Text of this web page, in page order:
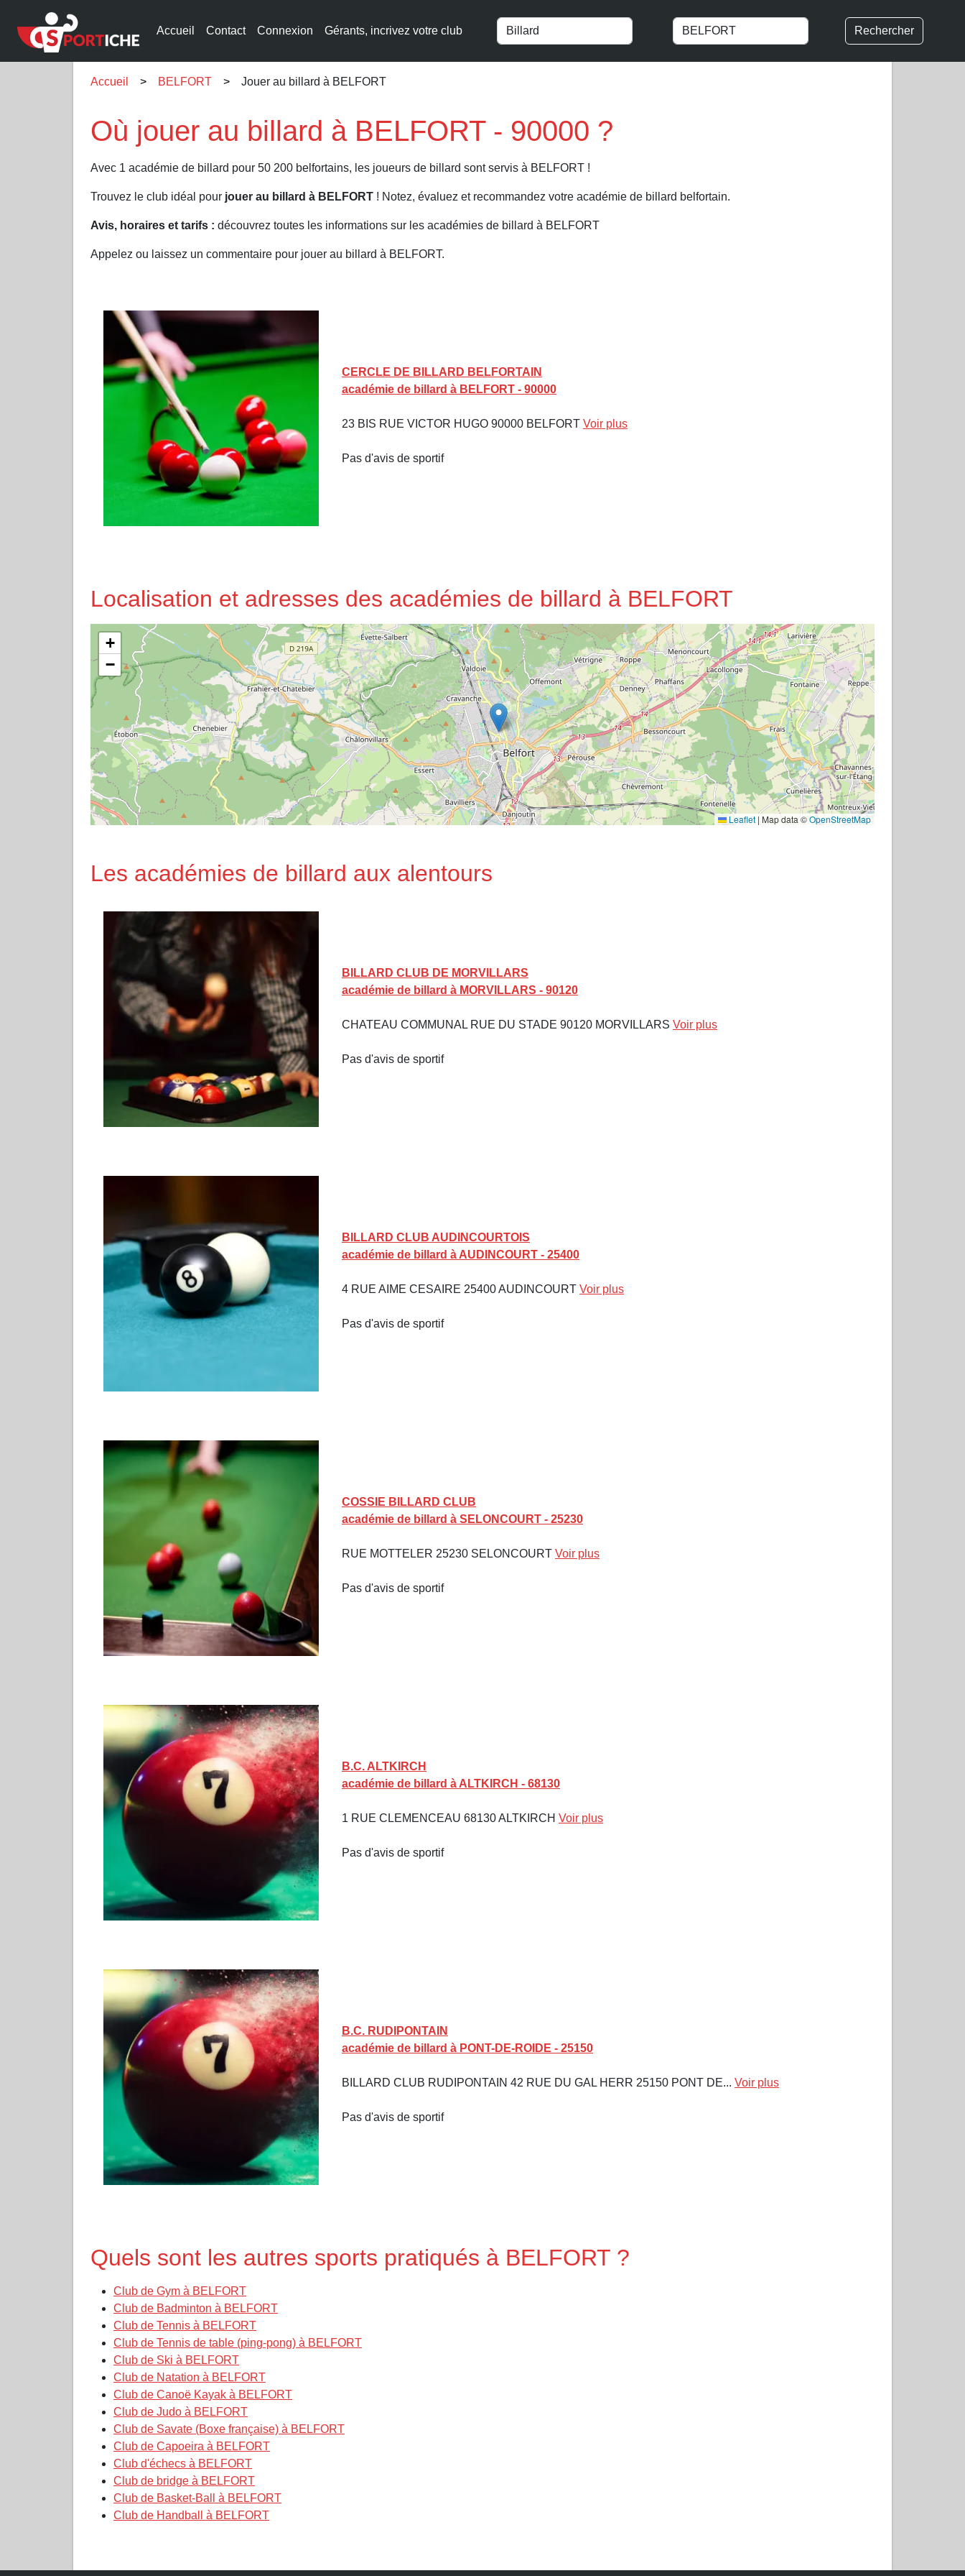
Accueil Contact Connexion Gérants, incrivez votre club Rechercher
Accueil BELFORT Jouer au billard à BELFORT
Où jouer au billard à BELFORT - 90000 ?
Avec 1 académie de billard pour 50 200 belfortains, les joueurs de billard sont servis à BELFORT !
Trouvez le club idéal pour jouer au billard à BELFORT ! Notez, évaluez et recommandez votre académie de billard belfortain.
Avis, horaires et tarifs : découvrez toutes les informations sur les académies de billard à BELFORT
Appelez ou laissez un commentaire pour jouer au billard à BELFORT.
CERCLE DE BILLARD BELFORTAIN
académie de billard à BELFORT - 90000
23 BIS RUE VICTOR HUGO 90000 BELFORT Voir plus
Pas d'avis de sportif
Localisation et adresses des académies de billard à BELFORT
+
−
Leaflet | Map data ©OpenStreetMap
Les académies de billard aux alentours
BILLARD CLUB DE MORVILLARS
académie de billard à MORVILLARS - 90120
CHATEAU COMMUNAL RUE DU STADE 90120 MORVILLARS Voir plus
Pas d'avis de sportif
BILLARD CLUB AUDINCOURTOIS
académie de billard à AUDINCOURT - 25400
4 RUE AIME CESAIRE 25400 AUDINCOURT Voir plus
Pas d'avis de sportif
COSSIE BILLARD CLUB
académie de billard à SELONCOURT - 25230
RUE MOTTELER 25230 SELONCOURT Voir plus
Pas d'avis de sportif
B.C. ALTKIRCH
académie de billard à ALTKIRCH - 68130
1 RUE CLEMENCEAU 68130 ALTKIRCH Voir plus
Pas d'avis de sportif
B.C. RUDIPONTAIN
académie de billard à PONT-DE-ROIDE - 25150
BILLARD CLUB RUDIPONTAIN 42 RUE DU GAL HERR 25150 PONT DE... Voir plus
Pas d'avis de sportif
Quels sont les autres sports pratiqués à BELFORT ?
Club de Gym à BELFORT
Club de Badminton à BELFORT
Club de Tennis à BELFORT
Club de Tennis de table (ping-pong) à BELFORT
Club de Ski à BELFORT
Club de Natation à BELFORT
Club de Canoë Kayak à BELFORT
Club de Judo à BELFORT
Club de Savate (Boxe française) à BELFORT
Club de Capoeira à BELFORT
Club d'échecs à BELFORT
Club de bridge à BELFORT
Club de Basket-Ball à BELFORT
Club de Handball à BELFORT